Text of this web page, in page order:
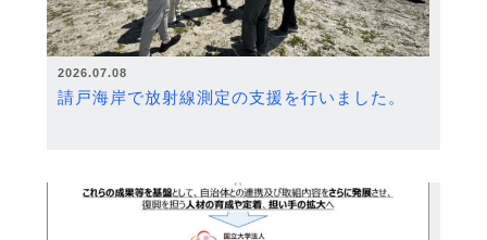
2026.07.08
請戸海岸で放射線測定の支援を行いました。